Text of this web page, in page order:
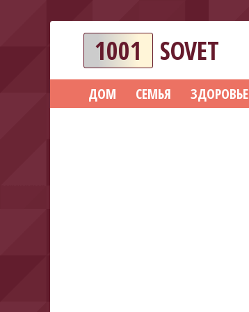
1001 SOVET
ДОМ СЕМЬЯ ЗДОРОВЬЕ